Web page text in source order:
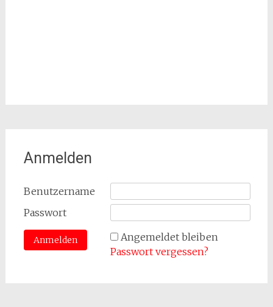
Anmelden
Benutzername
Passwort
Angemeldet bleiben
Passwort vergessen?